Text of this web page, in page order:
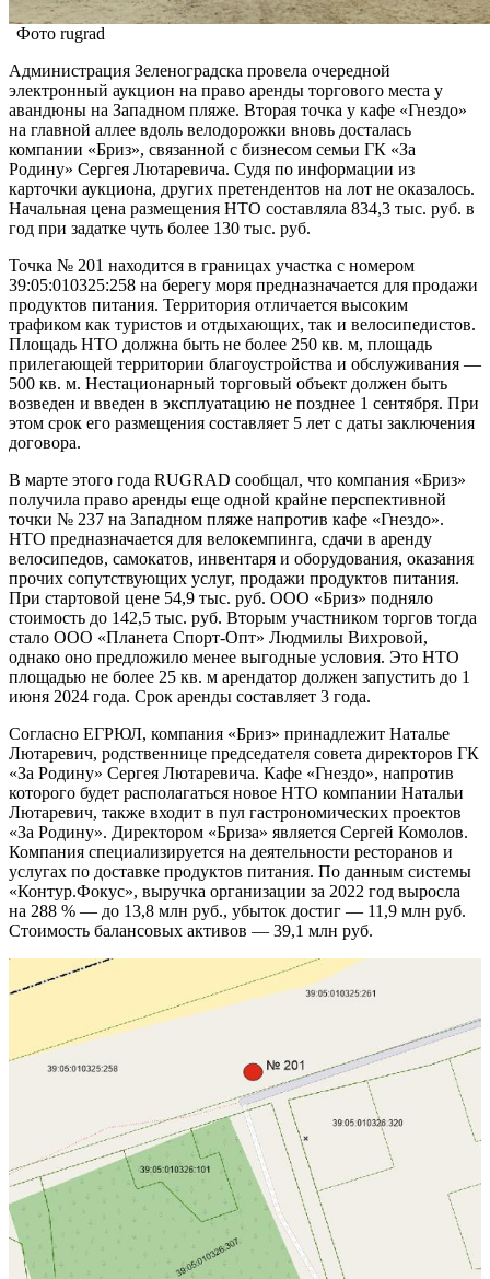
Фото rugrad
Администрация Зеленоградска провела очередной
электронный аукцион на право аренды торгового места у
авандюны на Западном пляже. Вторая точка у кафе «Гнездо»
на главной аллее вдоль велодорожки вновь досталась
компании «Бриз», связанной с бизнесом семьи ГК «За
Родину» Сергея Лютаревича. Судя по информации из
карточки аукциона, других претендентов на лот не оказалось.
Начальная цена размещения НТО составляла 834,3 тыс. руб. в
год при задатке чуть более 130 тыс. руб.
Точка № 201 находится в границах участка с номером
39:05:010325:258 на берегу моря предназначается для продажи
продуктов питания. Территория отличается высоким
трафиком как туристов и отдыхающих, так и велосипедистов.
Площадь НТО должна быть не более 250 кв. м, площадь
прилегающей территории благоустройства и обслуживания —
500 кв. м. Нестационарный торговый объект должен быть
возведен и введен в эксплуатацию не позднее 1 сентября. При
этом срок его размещения составляет 5 лет с даты заключения
договора.
В марте этого года RUGRAD сообщал, что компания «Бриз»
получила право аренды еще одной крайне перспективной
точки № 237 на Западном пляже напротив кафе «Гнездо».
НТО предназначается для велокемпинга, сдачи в аренду
велосипедов, самокатов, инвентаря и оборудования, оказания
прочих сопутствующих услуг, продажи продуктов питания.
При стартовой цене 54,9 тыс. руб. ООО «Бриз» подняло
стоимость до 142,5 тыс. руб. Вторым участником торгов тогда
стало ООО «Планета Спорт-Опт» Людмилы Вихровой,
однако оно предложило менее выгодные условия. Это НТО
площадью не более 25 кв. м арендатор должен запустить до 1
июня 2024 года. Срок аренды составляет 3 года.
Согласно ЕГРЮЛ, компания «Бриз» принадлежит Наталье
Лютаревич, родственнице председателя совета директоров ГК
«За Родину» Сергея Лютаревича. Кафе «Гнездо», напротив
которого будет располагаться новое НТО компании Натальи
Лютаревич, также входит в пул гастрономических проектов
«За Родину». Директором «Бриза» является Сергей Комолов.
Компания специализируется на деятельности ресторанов и
услугах по доставке продуктов питания. По данным системы
«Контур.Фокус», выручка организации за 2022 год выросла
на 288 % — до 13,8 млн руб., убыток достиг — 11,9 млн руб.
Стоимость балансовых активов — 39,1 млн руб.